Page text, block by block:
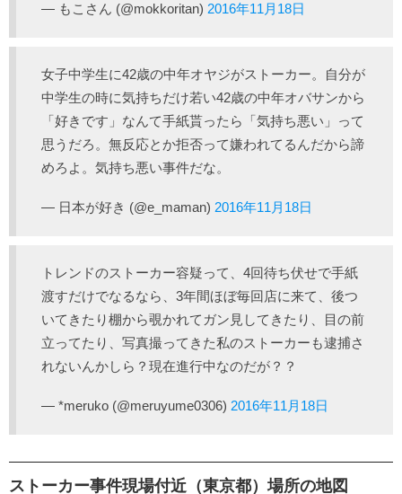
— もこさん (@mokkoritan) 2016年11月18日
女子中学生に42歳の中年オヤジがストーカー。自分が
中学生の時に気持ちだけ若い42歳の中年オバサンから
「好きです」なんて手紙貰ったら「気持ち悪い」って
思うだろ。無反応とか拒否って嫌われてるんだから諦
めろよ。気持ち悪い事件だな。
— 日本が好き (@e_maman) 2016年11月18日
トレンドのストーカー容疑って、4回待ち伏せで手紙
渡すだけでなるなら、3年間ほぼ毎回店に来て、後つ
いてきたり棚から覗かれてガン見してきたり、目の前
立ってたり、写真撮ってきた私のストーカーも逮捕さ
れないんかしら？現在進行中なのだが？？
— *meruko (@meruyume0306) 2016年11月18日
ストーカー事件現場付近（東京都）場所の地図